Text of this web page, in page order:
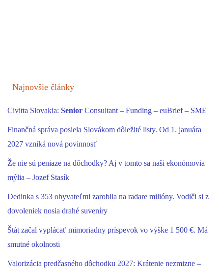
Najnovšie články
Civitta Slovakia: Senior Consultant – Funding – euBrief – SME
Finančná správa posiela Slovákom dôležité listy. Od 1. januára
2027 vzniká nová povinnosť
Že nie sú peniaze na dôchodky? Aj v tomto sa naši ekonómovia
mýlia – Jozef Stasík
Dedinka s 353 obyvateľmi zarobila na radare milióny. Vodiči si z
dovoleniek nosia drahé suveníry
Štát začal vyplácať mimoriadny príspevok vo výške 1 500 €. Má
smutné okolnosti
Valorizácia predčasného dôchodku 2027: Krátenie nezmizne –